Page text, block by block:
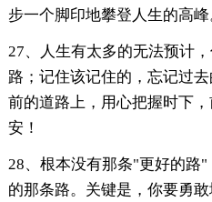
步一个脚印地攀登人生的高峰
27、人生有太多的无法预计
路；记住该记住的，忘记过
前的道路上，用心把握时下
安！
28、根本没有那条"更好的路
的那条路。关键是，你要勇